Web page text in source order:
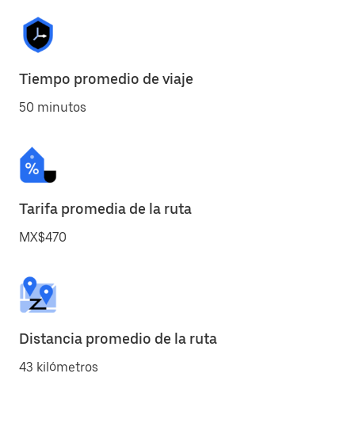
Tiempo promedio de viaje
50 minutos
Tarifa promedia de la ruta
MX$470
Distancia promedio de la ruta
43 kilómetros